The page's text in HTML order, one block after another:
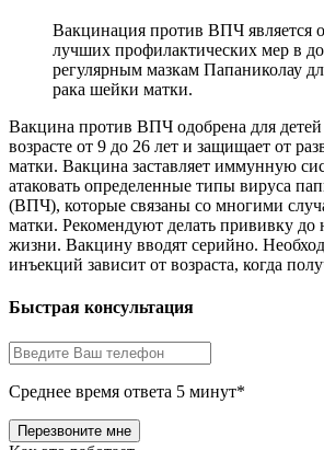
Вакцинация против ВПЧ является
лучших профилактических мер в
регулярным мазкам Папаниколау
рака шейки матки.
Вакцина против ВПЧ одобрена для
возрасте от 9 до 26 лет и защищает от
матки. Вакцина заставляет иммунную
атаковать определенные типы вируса
(ВПЧ), которые связаны со многими
матки. Рекомендуют делать прививку до
жизни. Вакцину вводят серийно.
инъекций зависит от возраста, когда
Быстрая консультация
Среднее время ответа 5 минут*